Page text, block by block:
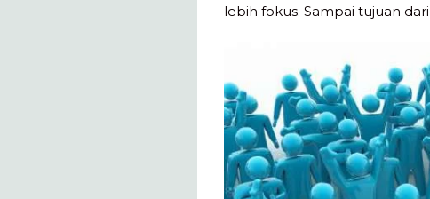
lebih fokus. Sampai tujuan